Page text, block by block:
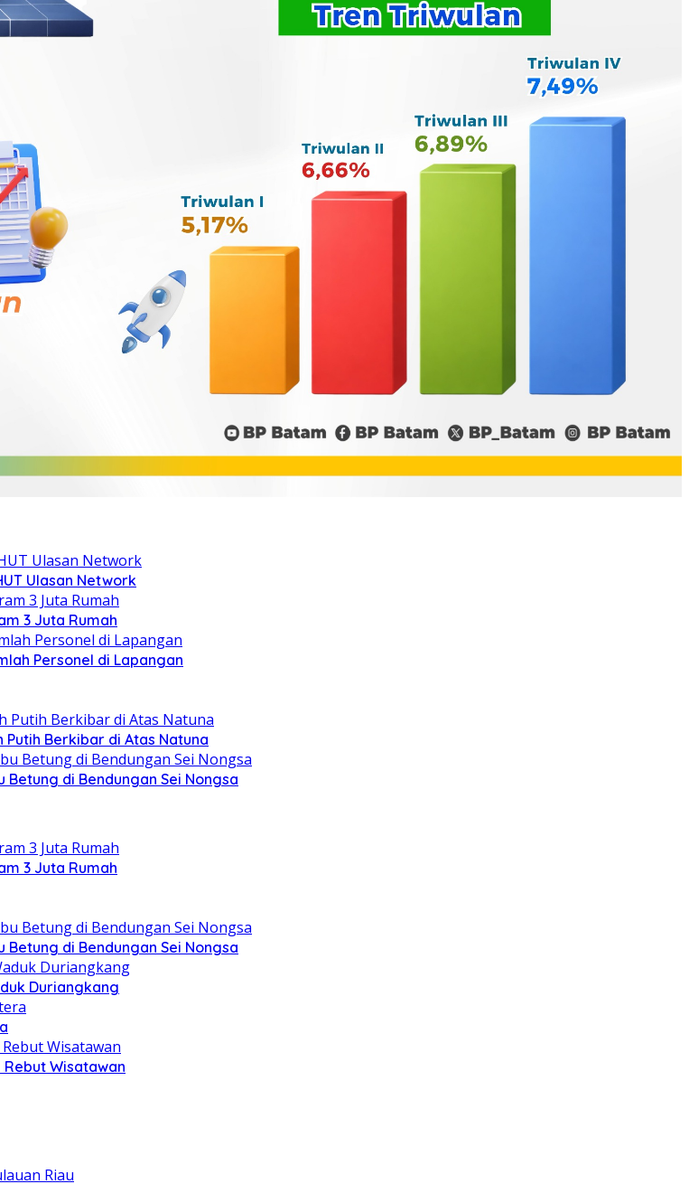
Ulasan Network
3 Juta Rumah
Personel di Lapangan
Putih Berkibar di Atas Natuna
Betung di Bendungan Sei Nongsa
3 Juta Rumah
Betung di Bendungan Sei Nongsa
Duriangkang
Wisatawan